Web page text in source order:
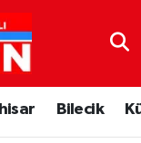
Bilecik